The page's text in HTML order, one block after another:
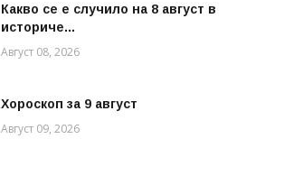
Какво се е случило на 8 август в
историче...
Август 08, 2026
Хороскоп за 9 август
Август 09, 2026